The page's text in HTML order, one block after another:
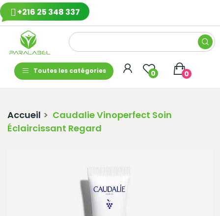
+216 25 348 337
Toutes les catégories 0 0
Accueil
Caudalie Vinoperfect Soin
Éclaircissant Regard